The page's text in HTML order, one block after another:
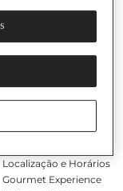
LOJAS
Localização e Horários
Gourmet Experience